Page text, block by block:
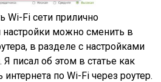
Wi-Fi сети прилично
настройки можно сменить в
в разделе с настройками
писал об этом в статье как
интернета по Wi-Fi через роутер.